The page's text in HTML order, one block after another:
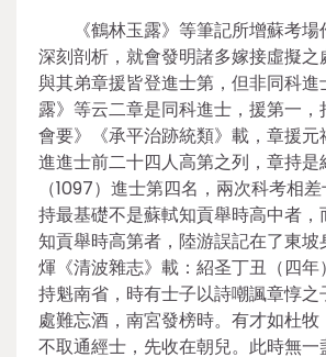
《鶴林玉露》等筆記所增蘇考
深刻剖析，就會發明諸多嫁接虛擬
與其弟章援皆登進士第，但非同科進
露》等云二章是同科進士，援第一，
會要》《承平治跡統類》載，章援元
進進士前二十四人高第之列，章持是
（1097）進士第四名，兩次科考相
持最基礎不是蘇軾知貢舉時高中者
知貢舉時高第者，陸游誤記在了東坡
煇《清波雜志》載：紹圣丁丑（四
持魁南省，時有士子以詩嘲諷章惇之
處難忘酒，南宮發榜時。有才如杜牧
不取通經士，先收在朝兒。此時無一